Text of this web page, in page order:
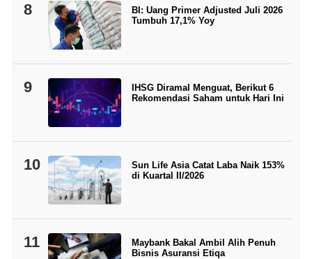
8
BI: Uang Primer Adjusted Juli 2026
Tumbuh 17,1% Yoy
9
IHSG Diramal Menguat, Berikut 6
Rekomendasi Saham untuk Hari Ini
10
Sun Life Asia Catat Laba Naik 153%
di Kuartal II/2026
11
Maybank Bakal Ambil Alih Penuh
Bisnis Asuransi Etiqa